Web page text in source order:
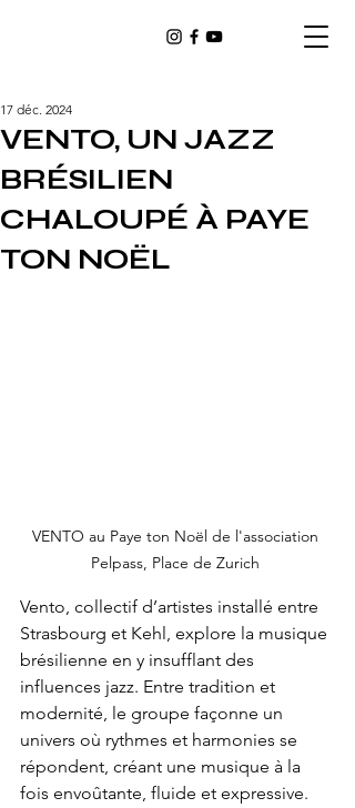
VENTO, UN JAZZ
BRÉSILIEN
CHALOUPÉ À PAYE
TON NOËL
17 déc. 2024
VENTO au Paye ton Noël de l'association
Pelpass, Place de Zurich
Vento, collectif d’artistes installé entre
Strasbourg et Kehl, explore la musique
brésilienne en y insufflant des
influences jazz. Entre tradition et
modernité, le groupe façonne un
univers où rythmes et harmonies se
répondent, créant une musique à la
fois envoûtante, fluide et expressive.